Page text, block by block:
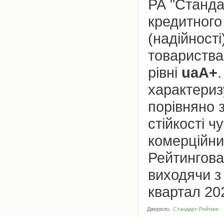
РА
рівні uaА+
порівняно
стійкості
виходячи з
квартал
Джерело: Стандарт-Рейтинг